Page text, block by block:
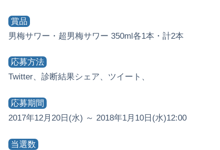
賞品
男梅サワー・超男梅サワー 350ml各1本・計2本
応募方法
Twitter、診断結果シェア、ツイート、
応募期間
2017年12月20日(水) ～ 2018年1月10日(水)12:00
当選数